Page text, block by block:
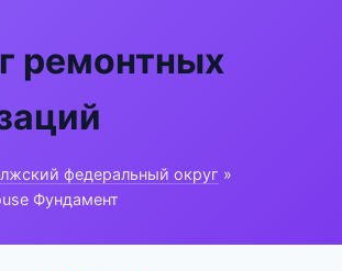
ремонтных
федеральный округ »
Фундамент